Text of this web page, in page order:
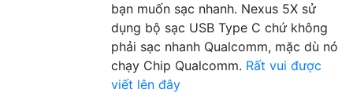
bạn muốn sạc nhanh. Nexus 5X sử
dụng bộ sạc USB Type C chứ không
phải sạc nhanh Qualcomm, mặc dù nó
chạy Chip Qualcomm. Rất vui được
viết lên đây